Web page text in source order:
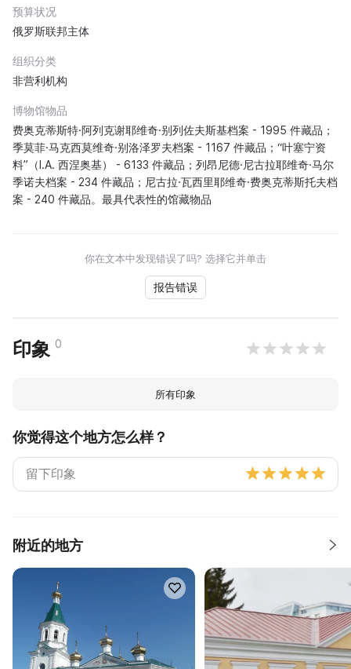
预算状况
俄罗斯联邦主体
组织分类
非营利机构
博物馆物品
费奥克蒂斯特·阿列克谢耶维奇·别列佐夫斯基档案 - 1995 件藏品；
季莫菲·马克西莫维奇·别洛泽罗夫档案 - 1167 件藏品；“叶塞宁资
料”（I.A. 西涅奥基） - 6133 件藏品；列昂尼德·尼古拉耶维奇·马尔
季诺夫档案 - 234 件藏品；尼古拉·瓦西里耶维奇·费奥克蒂斯托夫档
案 - 240 件藏品。最具代表性的馆藏物品
你在文本中发现错误了吗? 选择它并单击
报告错误
印象 0
所有印象
你觉得这个地方怎么样？
附近的地方